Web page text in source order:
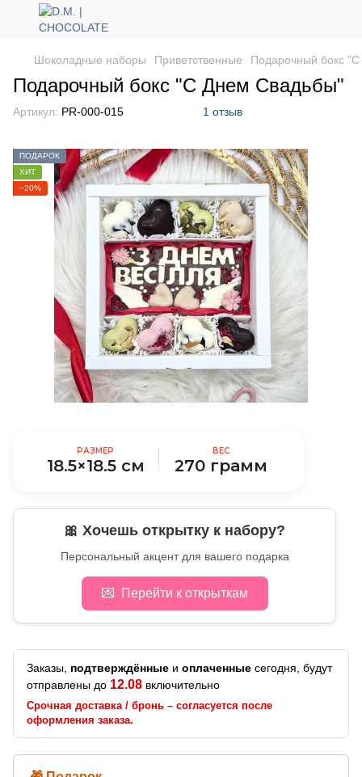
Шоколадные наборы Приветственные Подарочный бокс
Подарочный бокс "С Днем Свадьбы"
Артикул: PR-000-015 1 отзыв
ПОДАРОК
ХИТ
−20%
РАЗМЕР
18.5×18.5 см
ВЕС
270 грамм
🎀 Хочешь открытку к набору?
Персональный акцент для вашего подарка
💌 Перейти к открыткам
Заказы, подтверждённые и оплаченные сегодня, будут
отправлены до 12.08 включительно
Срочная доставка / бронь – согласуется после
оформления заказа.